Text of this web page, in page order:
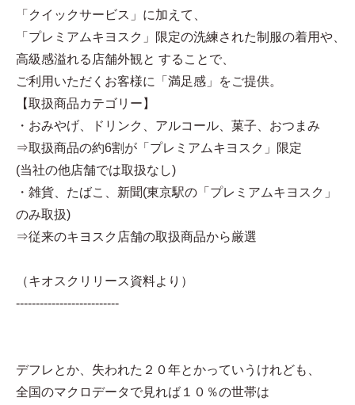
「クイックサービス」に加えて、
「プレミアムキヨスク」限定の洗練された制服の着用や、
高級感溢れる店舗外観と することで、
ご利用いただくお客様に「満足感」をご提供。
【取扱商品カテゴリー】
・おみやげ、ドリンク、アルコール、菓子、おつまみ
⇒取扱商品の約6割が「プレミアムキヨスク」限定
(当社の他店舗では取扱なし)
・雑貨、たばこ、新聞(東京駅の「プレミアムキヨスク」
のみ取扱)
⇒従来のキヨスク店舗の取扱商品から厳選
（キオスクリリース資料より）
--------------------------
デフレとか、失われた２０年とかっていうけれども、
全国のマクロデータで見れば１０％の世帯は